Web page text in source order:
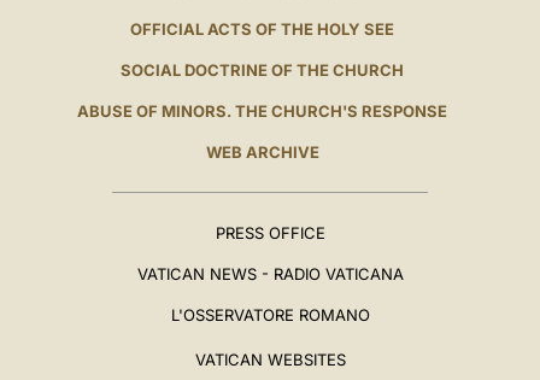
OFFICIAL ACTS OF THE HOLY SEE
SOCIAL DOCTRINE OF THE CHURCH
ABUSE OF MINORS. THE CHURCH'S RESPONSE
WEB ARCHIVE
PRESS OFFICE
VATICAN NEWS - RADIO VATICANA
L'OSSERVATORE ROMANO
VATICAN WEBSITES